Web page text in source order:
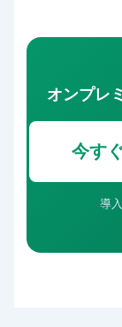
オンプレ
今す
導